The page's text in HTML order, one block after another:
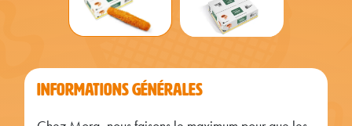
INFORMATIONS GÉNÉRALES